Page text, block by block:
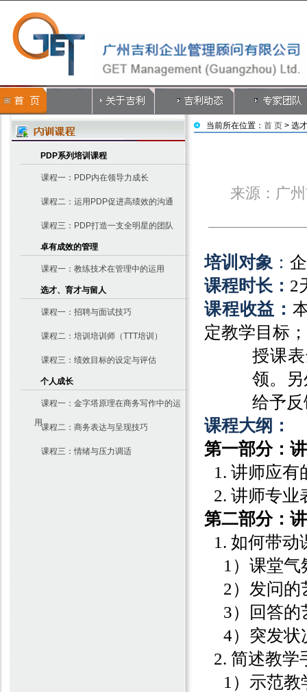
PDP系列培训课程
课程一：PDP内在领导力成长
课程二：运用PDP促进高绩效的沟通
课程三：PDP打造一支全明星的团队
卓有成效的管理
课程一：教练技术在管理中的运用
选才、育才与留人
课程一：招聘与面试技巧
课程二：培训培训师（TTT培训）
课程三：绩效目标的设定与评估
个人成长
课程一：金字塔原理在商务写作中的运
用课程二：商务表达与呈现技巧
课程三：情绪与压力调适
当前所在位置： 首 页 > 选
来源：广
培训对象 ：
课程时长： 2
课程收益：
定教学目标
授课
领。
给予
课程大纲：
第一部分：
1. 讲师应有
2. 讲师专业
第二部分：
1. 如何带动
1 ）课堂
2）发问的
3）回答的
4）突发
2. 简述教学
1 ）示范